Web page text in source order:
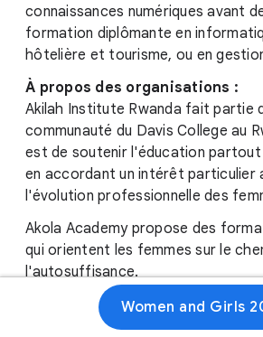
connaissances numériques avant
formation diplômante en
hôtelière et tourisme, ou en
À propos des organisations :
Akilah Institute Rwanda fait partie
communauté du Davis College au
est de soutenir l'éducation partout
en accordant un intérêt particulier
l'évolution professionnelle des
Akola Academy propose des
qui orientent les femmes sur le
l'autosuffisance.
Women and Girls